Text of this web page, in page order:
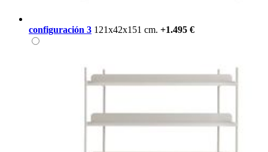
configuración 3 121x42x151 cm. +1.495 €